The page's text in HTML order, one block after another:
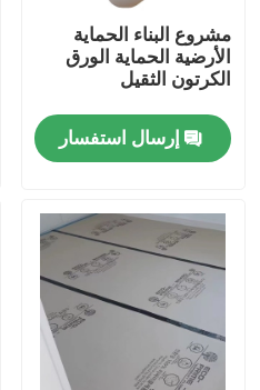
ورق حماية الأرضيات
لفة حماية الأرضيات المؤقتة
ورق الكرافت لحماية الأرضيات
ورق تغليف أرضيات البناء
ورق طباعة كرتون
صفائح الأرضيات للماء
مشروع البناء الحماية
الأرضية الحماية الورق
الكرتون الثقيل
إرسال استفسار